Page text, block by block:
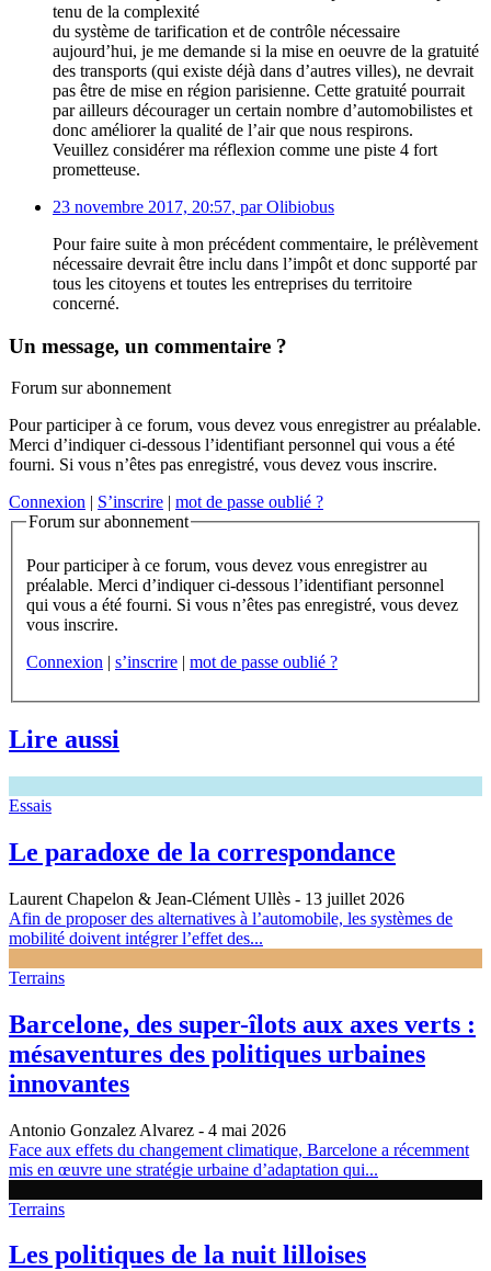
tenu de la complexité
du système de tarification et de contrôle nécessaire
aujourd’hui, je me demande si la mise en oeuvre de la gratuité
des transports (qui existe déjà dans d’autres villes), ne devrait
pas être de mise en région parisienne. Cette gratuité pourrait
par ailleurs décourager un certain nombre d’automobilistes et
donc améliorer la qualité de l’air que nous respirons.
Veuillez considérer ma réflexion comme une piste 4 fort
prometteuse.
23 novembre 2017, 20:57, parOlibiobus
Pour faire suite à mon précédent commentaire, le prélèvement
nécessaire devrait être inclu dans l’impôt et donc supporté par
tous les citoyens et toutes les entreprises du territoire
concerné.
Un message, un commentaire ?
Forum sur abonnement
Pour participer à ce forum, vous devez vous enregistrer au préalable.
Merci d’indiquer ci-dessous l’identifiant personnel qui vous a été
fourni. Si vous n’êtes pas enregistré, vous devez vous inscrire.
Connexion
S’inscrire
mot de passe oublié ?
Forum sur abonnement
Pour participer à ce forum, vous devez vous enregistrer au
préalable. Merci d’indiquer ci-dessous l’identifiant personnel
qui vous a été fourni. Si vous n’êtes pas enregistré, vous devez
vous inscrire.
Connexion | s’inscrire | mot de passe oublié ?
Lire aussi
Essais
Le paradoxe de la correspondance
Laurent Chapelon & Jean-Clément Ullès - 13 juillet 2026
Afin de proposer des alternatives à l’automobile, les systèmes de
mobilité doivent intégrer l’effet des...
Terrains
Barcelone, des super-îlots aux axes verts :
mésaventures des politiques urbaines
innovantes
Antonio Gonzalez Alvarez - 4 mai 2026
Face aux effets du changement climatique, Barcelone a récemment
mis en œuvre une stratégie urbaine d’adaptation qui...
Terrains
Les politiques de la nuit lilloises